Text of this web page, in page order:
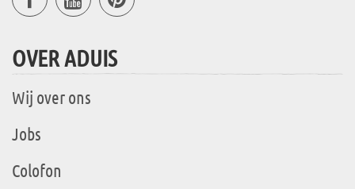
OVER ADUIS
Wij over ons
Jobs
Colofon